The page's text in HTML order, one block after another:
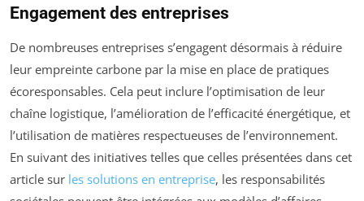
Engagement des entreprises
De nombreuses entreprises s’engagent désormais à réduire
leur empreinte carbone par la mise en place de pratiques
écoresponsables. Cela peut inclure l’optimisation de leur
chaîne logistique, l’amélioration de l’efficacité énergétique, et
l’utilisation de matières respectueuses de l’environnement.
En suivant des initiatives telles que celles présentées dans cet
article sur les solutions en entreprise, les responsabilités